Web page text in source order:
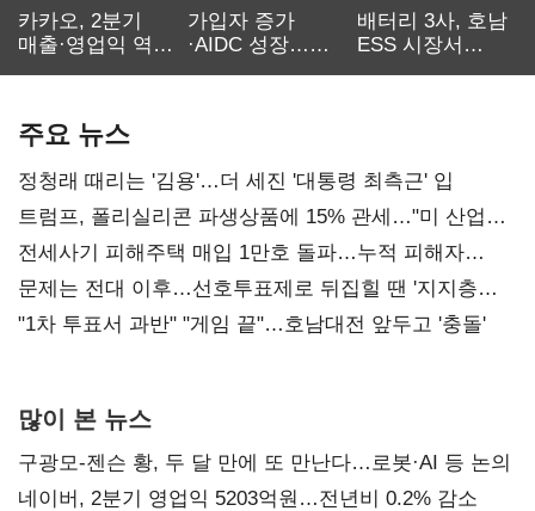
카카오, 2분기
매출·영업익 역대
가입자 증가
·AIDC 성장…
배터리 3사, 호남
ESS 시장서
주요 뉴스
정청래 때리는 '김용'…더 세진 '대통령 최측근' 입
트럼프, 폴리실리콘 파생상품에 15% 관세…"미 산업
재건"
전세사기 피해주택 매입 1만호 돌파…누적 피해자
4만278명
문제는 전대 이후…선호투표제로 뒤집힐 땐 '지지층
불복'
"1차 투표서 과반" "게임 끝"…호남대전 앞두고 '충돌'
많이 본 뉴스
구광모-젠슨 황, 두 달 만에 또 만난다…로봇·AI 등 논의
네이버, 2분기 영업익 5203억원…전년비 0.2% 감소